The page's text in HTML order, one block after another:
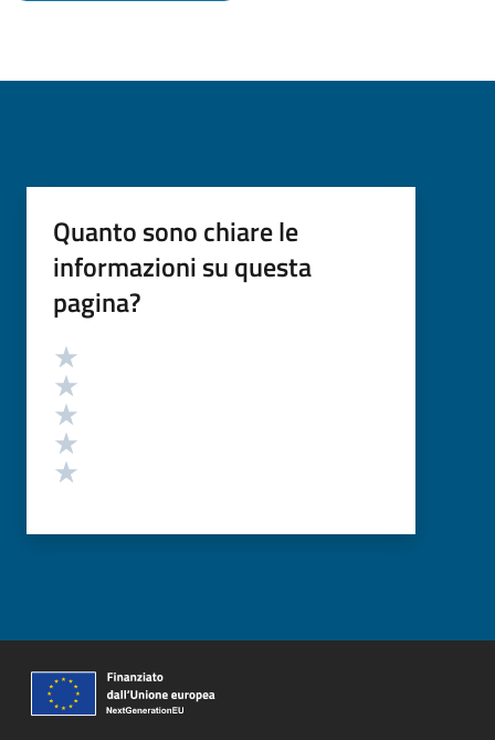
Quanto sono chiare le
informazioni su questa
pagina?
Valutazione